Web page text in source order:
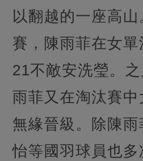
以翻越的一座高
賽，陳雨菲在女
21不敵安洗瑩。
雨菲又在淘汰賽中
無緣晉級。除陳
怡等國羽球員也